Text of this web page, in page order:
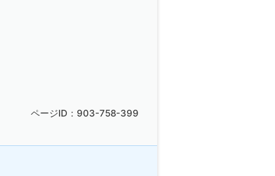
ページID：903-758-399